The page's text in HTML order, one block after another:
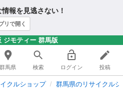
報を見逃さない！
リで開く
ジモティー 群馬版
群馬県 検索 ログイン 投稿
クルショップ 群馬県のリサイクルシ